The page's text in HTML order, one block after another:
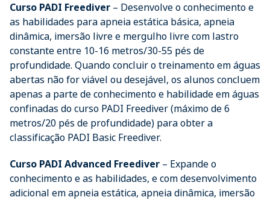
Curso PADI Freediver – Desenvolve o conhecimento e
as habilidades para apneia estática básica, apneia
dinâmica, imersão livre e mergulho livre com lastro
constante entre 10-16 metros/30-55 pés de
profundidade. Quando concluir o treinamento em águas
abertas não for viável ou desejável, os alunos concluem
apenas a parte de conhecimento e habilidade em águas
confinadas do curso PADI Freediver (máximo de 6
metros/20 pés de profundidade) para obter a
classificação PADI Basic Freediver.
Curso PADI Advanced Freediver – Expande o
conhecimento e as habilidades, e com desenvolvimento
adicional em apneia estática, apneia dinâmica, imersão